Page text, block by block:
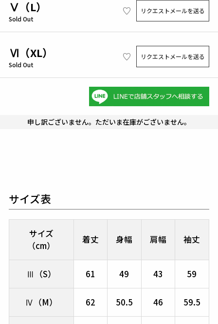
Ⅴ（L）
Sold Out
リクエストメールを送る
Ⅵ（XL）
Sold Out
リクエストメールを送る
申し訳ございません。ただいま在庫がございません。
サイズ表
サイズ
（cm）
着丈 身幅 肩幅 袖丈
Ⅲ（S） 61 49 43 59
Ⅳ（M） 62 50.5 46 59.5